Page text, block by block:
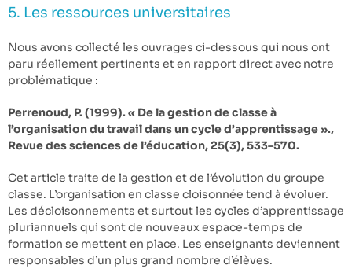
5. Les ressources universitaires
Nous avons collecté les ouvrages ci-dessous qui nous ont
paru réellement pertinents et en rapport direct avec notre
problématique :
Perrenoud, P. (1999). « De la gestion de classe à
l’organisation du travail dans un cycle d’apprentissage ».,
Revue des sciences de l’éducation, 25(3), 533–570.
Cet article traite de la gestion et de l’évolution du groupe
classe. L’organisation en classe cloisonnée tend à évoluer.
Les décloisonnements et surtout les cycles d’apprentissage
pluriannuels qui sont de nouveaux espace-temps de
formation se mettent en place. Les enseignants deviennent
responsables d’un plus grand nombre d’élèves.